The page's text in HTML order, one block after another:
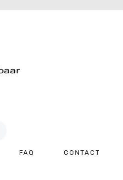
FAQ CONTACT